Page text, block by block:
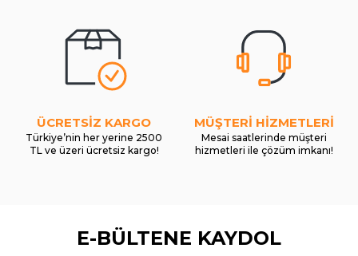
ÜCRETSİZ KARGO
Türkiye’nin her yerine 2500
TL ve üzeri ücretsiz kargo!
MÜŞTERİ HİZMETLERİ
Mesai saatlerinde müşteri
hizmetleri ile çözüm imkanı!
E-BÜLTENE KAYDOL